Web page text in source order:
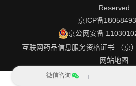
Reserved
京ICP备
京公网安备
互联网药品信息服务资格证书 （京
网站地图
微信咨询